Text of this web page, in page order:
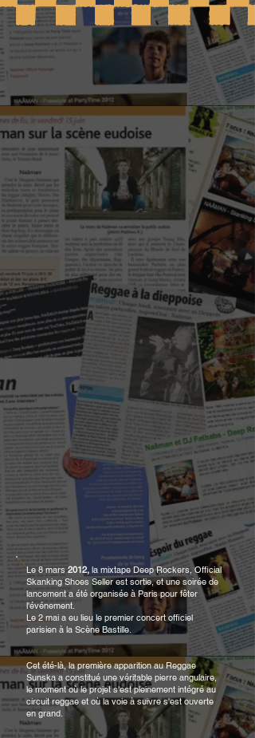
Le 8 mars 2012, la mixtape Deep Rockers, Official
Skanking Shoes Seller est sortie, et une soirée de
lancement a été organisée à Paris pour fêter
l'événement.
Le 2 mai a eu lieu le premier concert officiel
parisien à la Scène Bastille.
Cet été-là, la première apparition au Reggae
Sunska a constitué une véritable pierre angulaire,
le moment où le projet s'est pleinement intégré au
circuit reggae et où la voie à suivre s'est ouverte
en grand.